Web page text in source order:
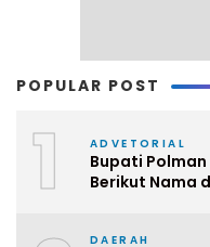
POPULAR POST
1 ADVETORIAL
Bupati Polman
Berikut Nama
DAERAH